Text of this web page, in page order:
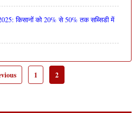
किसानों को 20% से 50% तक सब्सिडी में
1 2